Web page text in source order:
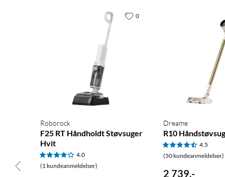
Montering: dobbeltsidig teip, skruer (ikke inkludert)
Driftstemperatur: -20 til 45 °C
Beskyttelsesklasse: Klasse 3
Oppløsning: 1080 p
IP-klasse: IP65
Driftstemperatur: -20 til 45 °C
Beskyttelsesklasse: Klasse 3
Roborock
F25 RT Håndholdt Støvsuger
Hvit
4.0
(1 kundeanmeldelser)
0
Dreame
R10
4.5
(50 kundeanmeldelser)
2 739,-